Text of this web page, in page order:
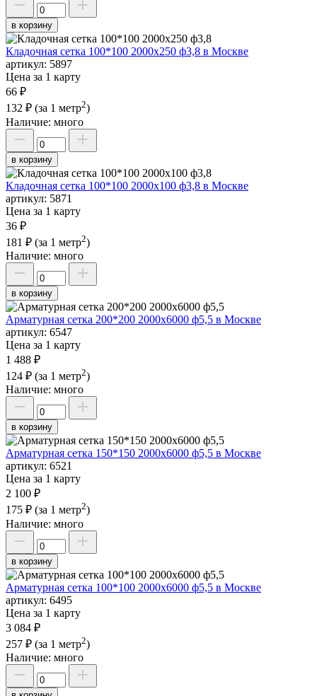
в корзину
Кладочная сетка 100*100 2000х250 ф3,8 в Москве
артикул: 5897
Цена за 1 карту
66 ₽
132 ₽ (за 1 метр2)
Наличие: много
в корзину
Кладочная сетка 100*100 2000х100 ф3,8 в Москве
артикул: 5871
Цена за 1 карту
36 ₽
181 ₽ (за 1 метр2)
Наличие: много
в корзину
Арматурная сетка 200*200 2000х6000 ф5,5 в Москве
артикул: 6547
Цена за 1 карту
1 488 ₽
124 ₽ (за 1 метр2)
Наличие: много
в корзину
Арматурная сетка 150*150 2000х6000 ф5,5 в Москве
артикул: 6521
Цена за 1 карту
2 100 ₽
175 ₽ (за 1 метр2)
Наличие: много
в корзину
Арматурная сетка 100*100 2000х6000 ф5,5 в Москве
артикул: 6495
Цена за 1 карту
3 084 ₽
257 ₽ (за 1 метр2)
Наличие: много